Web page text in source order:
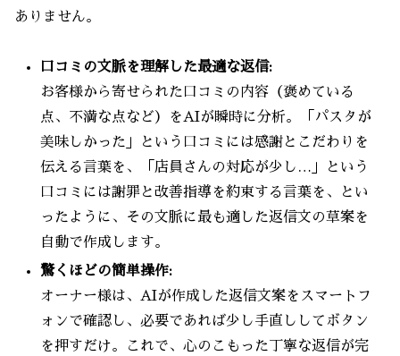
ありません。
口コミの文脈を理解した最適な返信:
お客様から寄せられた口コミの内容（褒めている
点、不満な点など）をAIが瞬時に分析。「パスタが
美味しかった」という口コミには感謝とこだわりを
伝える言葉を、「店員さんの対応が少し…」という
口コミには謝罪と改善指導を約束する言葉を、とい
ったように、その文脈に最も適した返信文の草案を
自動で作成します。
驚くほどの簡単操作:
オーナー様は、AIが作成した返信文案をスマートフ
ォンで確認し、必要であれば少し手直ししてボタン
を押すだけ。これで、心のこもった丁寧な返信が完